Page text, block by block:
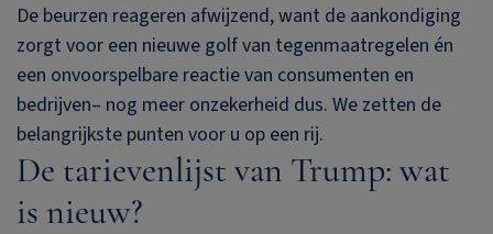
De beurzen reageren afwijzend, want de aankondiging
zorgt voor een nieuwe golf van tegenmaatregelen én
een onvoorspelbare reactie van consumenten en
bedrijven– nog meer onzekerheid dus. We zetten de
belangrijkste punten voor u op een rij.
De tarievenlijst van Trump: wat
is nieuw?